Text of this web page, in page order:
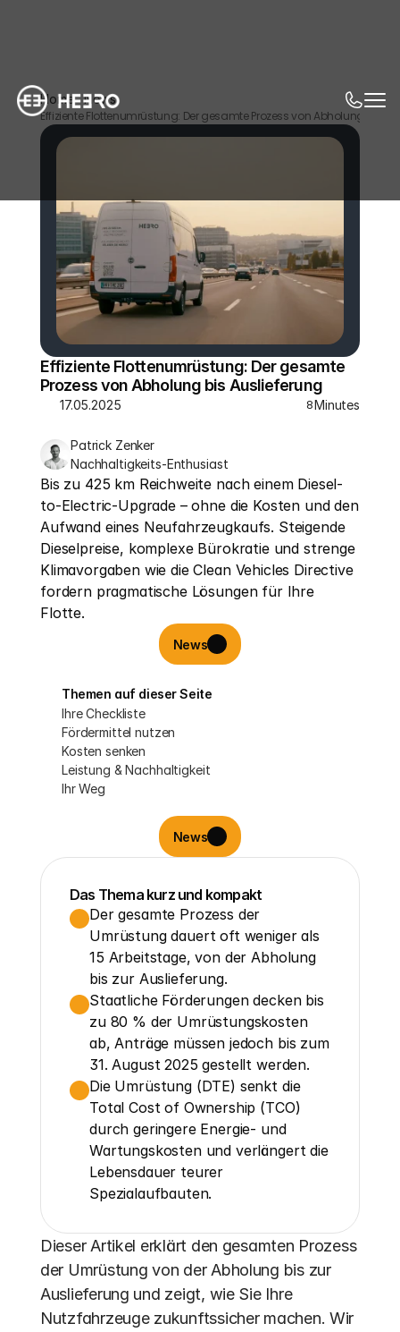
Home News
Effiziente Flottenumrüstung: Der gesamte Prozess von Abholung bis
Effiziente Flottenumrüstung: Der gesamte
Prozess von Abholung bis Auslieferung
17.05.2025 8Minutes
Patrick Zenker
Nachhaltigkeits-Enthusiast
Bis zu 425 km Reichweite nach einem Diesel-
to-Electric-Upgrade – ohne die Kosten und den
Aufwand eines Neufahrzeugkaufs. Steigende
Dieselpreise, komplexe Bürokratie und strenge
Klimavorgaben wie die Clean Vehicles Directive
fordern pragmatische Lösungen für Ihre
Flotte.
News
Themen auf dieser Seite
Ihre Checkliste
Fördermittel nutzen
Kosten senken
Leistung & Nachhaltigkeit
Ihr Weg
News
Das Thema kurz und kompakt
Der gesamte Prozess der
Umrüstung dauert oft weniger als
15 Arbeitstage, von der Abholung
bis zur Auslieferung.
Staatliche Förderungen decken bis
zu 80 % der Umrüstungskosten
ab, Anträge müssen jedoch bis zum
31. August 2025 gestellt werden.
Die Umrüstung (DTE) senkt die
Total Cost of Ownership (TCO)
durch geringere Energie- und
Wartungskosten und verlängert die
Lebensdauer teurer
Spezialaufbauten.
Dieser Artikel erklärt den gesamten Prozess
der Umrüstung von der Abholung bis zur
Auslieferung und zeigt, wie Sie Ihre
Nutzfahrzeuge zukunftssicher machen. Wir